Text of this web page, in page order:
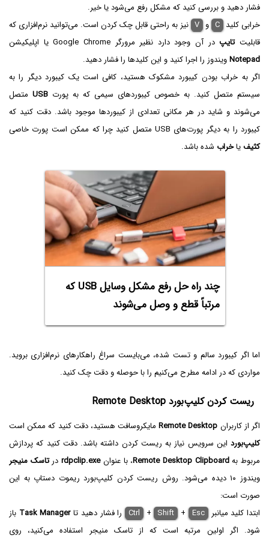
فشار دهید و بررسی کنید که مشکل رفع می‌شود یا خیر.
خرابی کلید C و V نیز به راحتی قابل چک کردن است. می‌توانید نرم‌افزاری که
قابلیتتایپدر آن وجود دارد نظیر مرورگر Google Chrome یا اپلیکیشن
Notepadویندوز را اجرا کنید و این کلیدها را فشار دهید.
اگر به خراب بودن کیبورد مشکوک هستید، کافی است یک کیبورد دیگر را به
سیستم متصل کنید. به خصوص کیبوردهای سیمی که به پورت USB متصل
می‌شوند و شاید در هر مکانی تعدادی از کیبوردها موجود باشد. دقت کنید که
کیبورد را به دیگر پورت‌های USB متصل کنید چرا که ممکن است پورت خاصی
کثیفیاخراب شده باشد.
چند راه حل رفع مشکل وسایل USB که
مرتباً قطع و وصل می‌شوند
اما اگر کیبورد سالم و تست شده، می‌بایست سراغ راهکارهای نرم‌افزاری بروید.
مواردی که در ادامه مطرح می‌کنیم را با حوصله و دقت چک کنید.
ریست کردن کلیپ‌بورد Remote Desktop
اگر از کاربران Remote Desktopمایکروسافت هستید، دقت کنید که ممکن است
کلیپ‌بورد این سرویس نیاز به ریست کردن داشته باشد. دقت کنید که پردازش
مربوط بهRemote Desktop Clipboard، با عنوانrdpclip.exeدرتاسک منیجر
ویندوز ۱۰ دیده می‌شود. روش ریست کردن کلیپ‌بورد ریموت دستاپ به این
صورت است:
ابتدا کلید میانبر
Ctrl + Shift + Esc را فشار دهید تاTask Manager باز
شود. اگر اولین مرتبه است که از تاسک منیجر استفاده می‌کنید، روی